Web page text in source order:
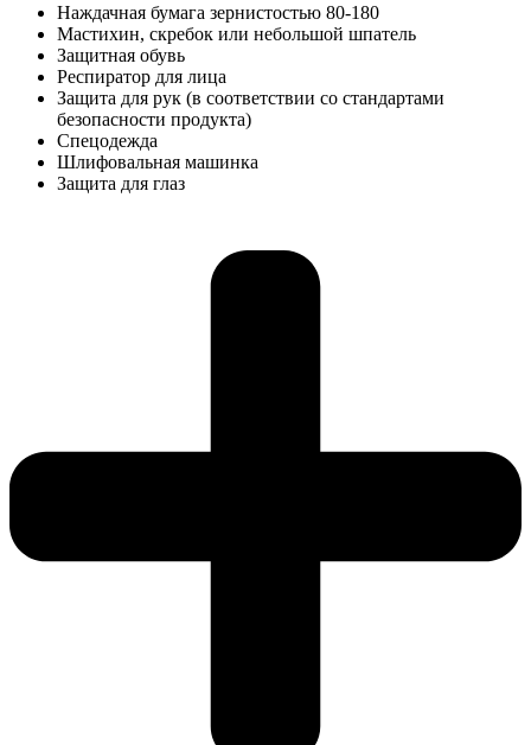
Наждачная бумага зернистостью 80-180
Мастихин, скребок или небольшой шпатель
Защитная обувь
Респиратор для лица
Защита для рук (в соответствии со стандартами
безопасности продукта)
Спецодежда
Шлифовальная машинка
Защита для глаз